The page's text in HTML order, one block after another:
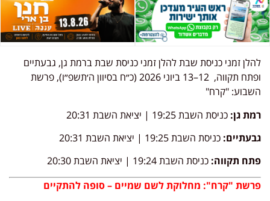
להלן זמני כניסת שבת להלן זמני כניסת שבת ברמת גן, גבעתיים
ופתח תקווה, 12–13 ביוני 2026 (כ״ח בסיוון ה׳תשפ״ו), פרשת
השבוע: "קרח"
רמת גן: כניסת השבת 19:25 | יציאת השבת 20:31
גבעתיים: כניסת השבת 19:25 | יציאת השבת 20:31
פתח תקווה: כניסת השבת 19:24 | יציאת השבת 20:30
פרשת "קרח": מחלוקת לשם שמיים – סופה להתקיים